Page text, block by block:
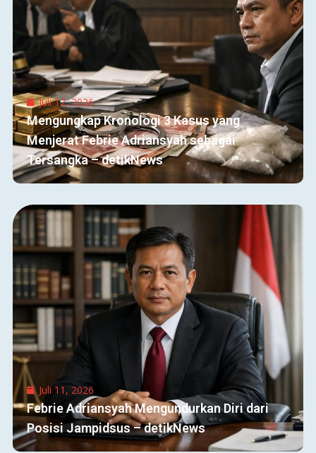
Juli 12, 2026
Mengungkap Kronologi 3 Kasus yang
Menjerat Febrie Adriansyah sebagai
Tersangka – detikNews
Juli 11, 2026
Febrie Adriansyah Mengundurkan Diri dari
Posisi Jampidsus – detikNews